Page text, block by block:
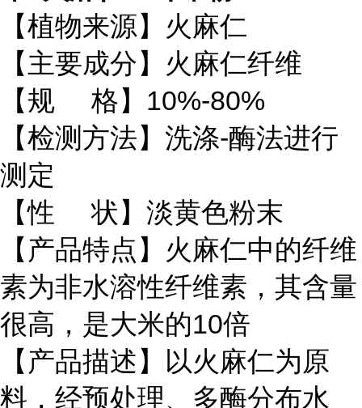
【植物来源】火麻仁
【主要成分】火麻仁纤维
【规 格】10%-80%
【检测方法】洗涤-酶法进行
测定
【性 状】淡黄色粉末
【产品特点】火麻仁中的纤维
素为非水溶性纤维素，其含量
很高，是大米的10倍
【产品描述】以火麻仁为原
料，经预处理、多酶分布水